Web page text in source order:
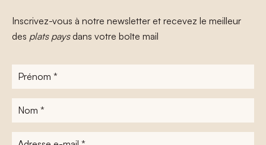
Inscrivez-vous à notre newsletter et recevez le meilleur
des plats paysdans votre boîte mail
Prénom
Nom
Adresse